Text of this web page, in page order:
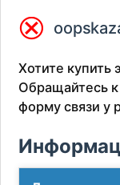
⮿
Хотите купить
Обращайтесь
форму связи у